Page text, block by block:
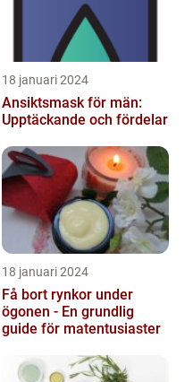
18 januari 2024
Ansiktsmask för män:
Upptäckande och fördelar
18 januari 2024
Få bort rynkor under
ögonen - En grundlig
guide för matentusiaster